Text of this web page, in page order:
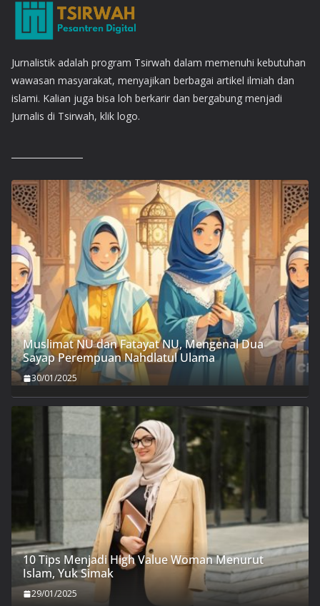
Jurnalistik adalah program Tsirwah dalam memenuhi kebutuhan
wawasan masyarakat, menyajikan berbagai artikel ilmiah dan
islami. Kalian juga bisa loh berkarir dan bergabung menjadi
Jurnalis di Tsirwah, klik logo.
Muslimat NU dan Fatayat NU, Mengenal Dua
Sayap Perempuan Nahdlatul Ulama
30/01/2025
10 Tips Menjadi High Value Woman Menurut
Islam, Yuk Simak
29/01/2025